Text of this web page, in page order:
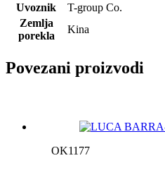
Uvoznik
T-group Co.
Zemlja
porekla
Kina
Povezani proizvodi
OK1177